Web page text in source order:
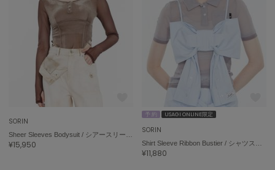
SORIN
¥15,950
予 約 USAGI ONLINE限定
SORIN
¥11,880